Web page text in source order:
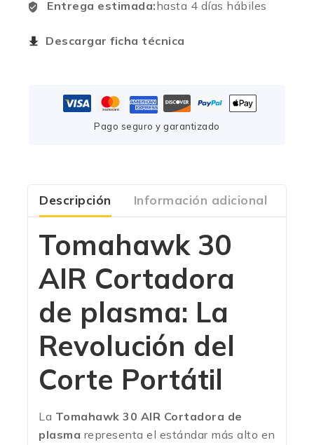
Entrega estimada:hasta 4 días hábiles
Descargar ficha técnica
Pago seguro y garantizado
Descripción Información adicional
Tomahawk 30
AIR Cortadora
de plasma: La
Revolución del
Corte Portátil
La Tomahawk 30 AIR Cortadora de
plasma representa el estándar más alto en